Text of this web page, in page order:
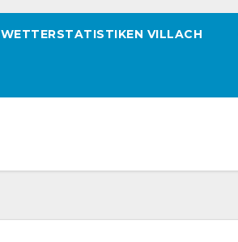
WETTERSTATISTIKEN VILLACH